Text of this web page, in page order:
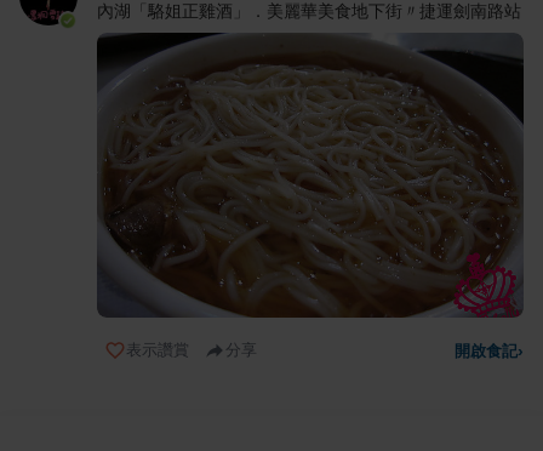
內湖「駱姐正雞酒」．美麗華美食地下街〃捷運劍南路站
表示讚賞 分享 開啟食記›